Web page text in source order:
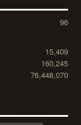
96
15,409
160,245
76,448,070